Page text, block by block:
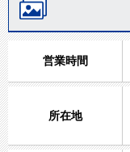
営業時間
所在地